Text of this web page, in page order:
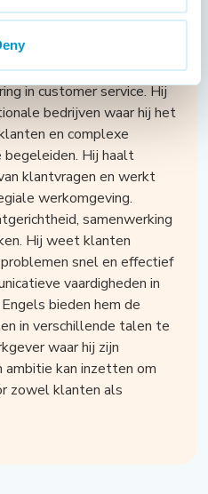
en klantgerichte
in customer service. Hij
bedrijven waar hij het
en complexe
Hij haalt
klantvragen en werkt
werkomgeving.
samenwerking
Hij weet klanten
snel en effectief
vaardigheden in
bieden hem de
in verschillende talen te
waar hij zijn
ambitie kan inzetten om
zowel klanten als